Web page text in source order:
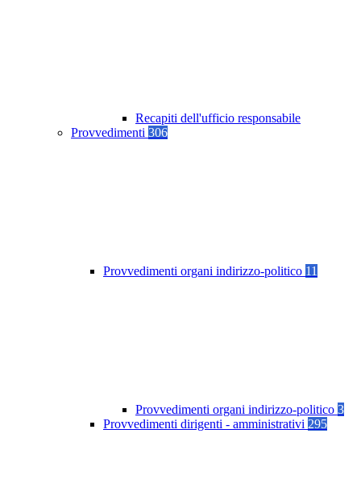
Recapiti dell'ufficio responsabile
Provvedimenti 306
Provvedimenti organi indirizzo-politico 11
Provvedimenti organi indirizzo-politico 3
Provvedimenti dirigenti - amministrativi 295